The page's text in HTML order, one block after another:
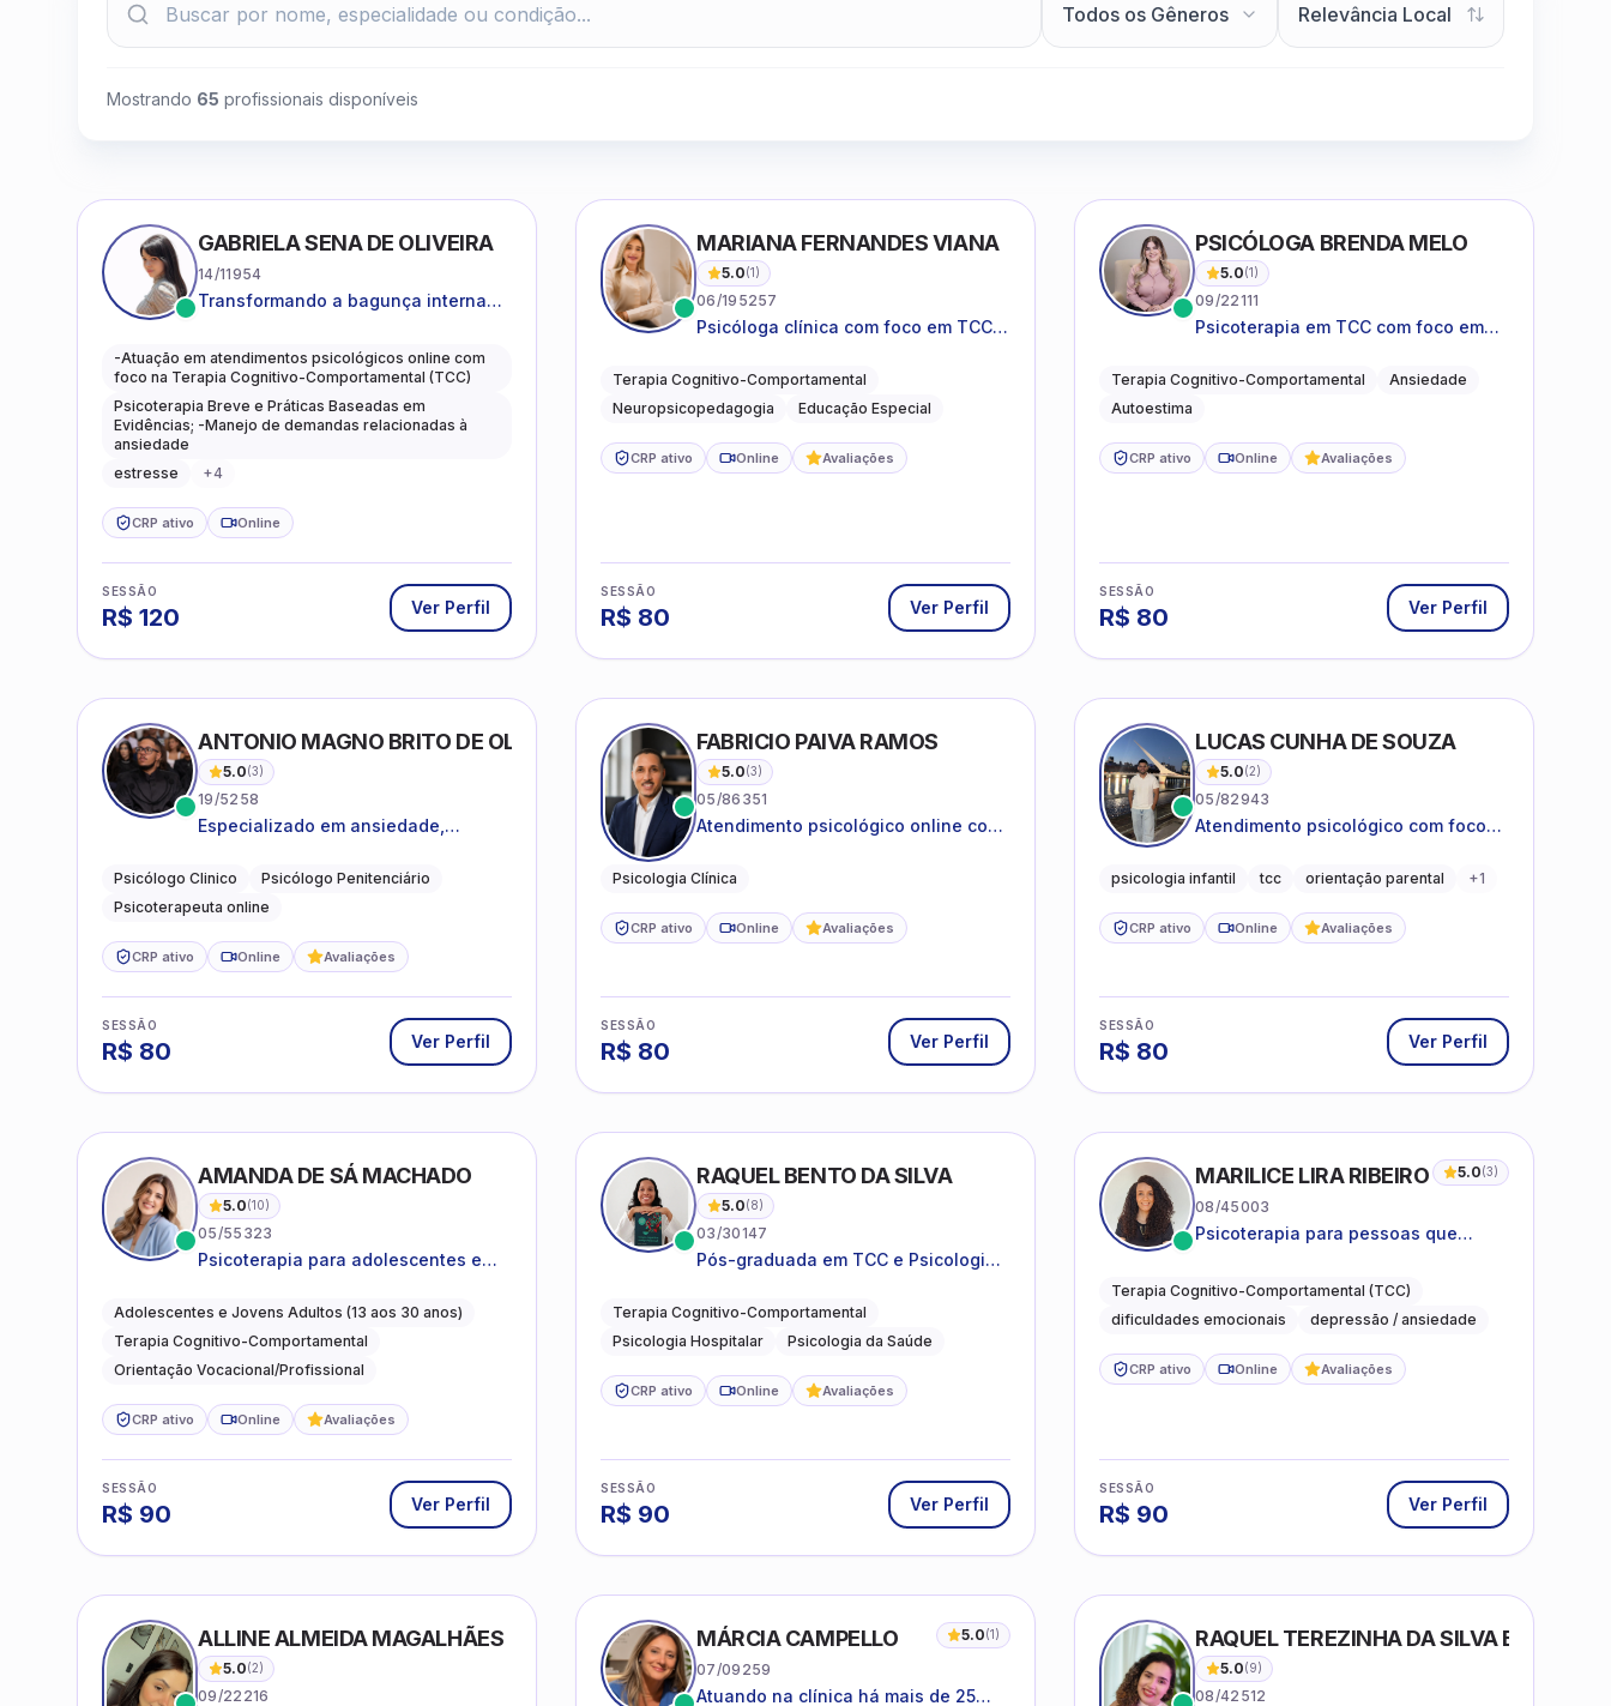
Mostrando 65 profissionais disponíveis
GABRIELA SENA DE OLIVEIRA
14/11954
Transformando a bagunça interna
leveza e caminhos mais gentis para
se viver.
-Atuação em atendimentos psicológicos online com
foco na Terapia Cognitivo-Comportamental (TCC)
Psicoterapia Breve e Práticas Baseadas em
Evidências; -Manejo de demandas relacionadas à
ansiedade
estresse
+4
CRP ativo Online
SESSÃO
R$ 120 Ver Perfil
MARIANA FERNANDES VIANA
5.0(1)
06/195257
Psicóloga clínica com foco em TCC,
acompanhamento do
neurodesenvolvimento.
Terapia Cognitivo-Comportamental
Neuropsicopedagogia
Educação Especial
CRP ativo Online Avaliações
SESSÃO
R$ 80 Ver Perfil
PSICÓLOGA BRENDA MELO
5.0(1)
09/22111
Psicoterapia em TCC com foco em
práticas para o cotidiano
Terapia Cognitivo-Comportamental
Ansiedade
Autoestima
CRP ativo Online Avaliações
SESSÃO
R$ 80 Ver Perfil
ANTONIO MAGNO BRITO DE OLIVEIRA SILVA
5.0(3)
19/5258
Especializado em ansiedade,
conflitos familiares e questões
comportamentais.
Psicólogo Clinico
Psicólogo Penitenciário
Psicoterapeuta online
CRP ativo Online Avaliações
SESSÃO
R$ 80 Ver Perfil
FABRICIO PAIVA RAMOS
5.0(3)
05/86351
Atendimento psicológico online com
Psicologia Clínica
CRP ativo Online Avaliações
SESSÃO
R$ 80 Ver Perfil
LUCAS CUNHA DE SOUZA
5.0(2)
05/82943
Atendimento psicológico com foco
Comportamental (TCC), promovendo
vida.
psicologia infantil tcc orientação parental +1
CRP ativo Online Avaliações
SESSÃO
R$ 80 Ver Perfil
AMANDA DE SÁ MACHADO
5.0(10)
05/55323
Psicoterapia para adolescentes e
ansiedade, autoestima, relações e
orientação profissional
Adolescentes e Jovens Adultos (13 aos 30 anos)
Terapia Cognitivo-Comportamental
Orientação Vocacional/Profissional
CRP ativo Online Avaliações
SESSÃO
R$ 90 Ver Perfil
RAQUEL BENTO DA SILVA
5.0(8)
03/30147
Pós-graduada em TCC e Psicologia
Terapia Cognitivo-Comportamental
Psicologia Hospitalar
Psicologia da Saúde
CRP ativo Online Avaliações
SESSÃO
R$ 90 Ver Perfil
MARILICE LIRA RIBEIRO 5.0(3)
08/45003
Psicoterapia para pessoas que
lidar com as dificuldades do dia a
dia
Terapia Cognitivo-Comportamental (TCC)
dificuldades emocionais
depressão / ansiedade
CRP ativo Online Avaliações
SESSÃO
R$ 90 Ver Perfil
ALLINE ALMEIDA MAGALHÃES
5.0(2)
09/22216
MÁRCIA CAMPELLO 5.0(1)
07/09259
Atuando na clínica há mais de 25
RAQUEL TEREZINHA DA SILVA BIONDI
5.0(9)
08/42512